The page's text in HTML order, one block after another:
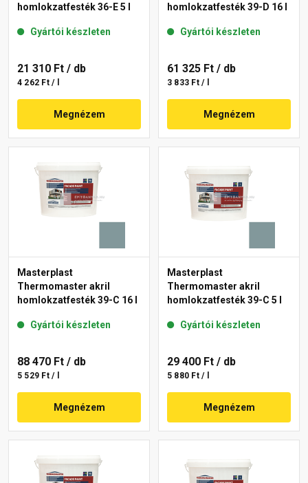
homlokzatfesték 36-E 5 l
Gyártói készleten
21 310 Ft / db
4 262 Ft / l
Megnézem
homlokzatfesték 39-D 16 l
Gyártói készleten
61 325 Ft / db
3 833 Ft / l
Megnézem
Masterplast
Thermomaster akril
homlokzatfesték 39-C 16 l
Gyártói készleten
88 470 Ft / db
5 529 Ft / l
Megnézem
Masterplast
Thermomaster akril
homlokzatfesték 39-C 5 l
Gyártói készleten
29 400 Ft / db
5 880 Ft / l
Megnézem